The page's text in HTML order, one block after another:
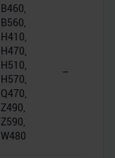
B460,
B560,
H410,
H470,
H510,
H570,
Q470,
Z490,
Z590,
W480
–